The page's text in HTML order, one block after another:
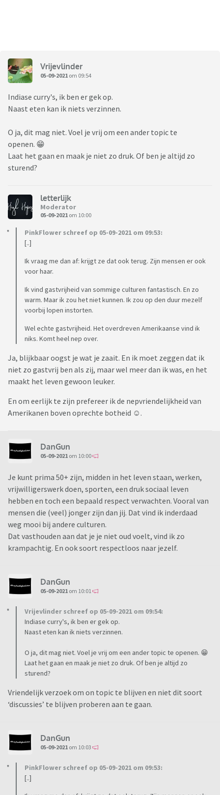
Vrijevlinder
05-09-2021 om 09:54
Indiase curry's, ik ben er gek op.
Naast eten kan ik niets verzinnen.
O ja, dit mag niet. Voel je vrij om een ander topic te
openen. 😁
Laat het gaan en maak je niet zo druk. Of ben je altijd zo
sturend?
letterlijk
Moderator
05-09-2021 om 10:00
PinkFlower schreef op 05-09-2021 om 09:53:
[..]
Ik vraag me dan af: krijgt ze dat ook terug. Zijn mensen er ook
voor haar.
Ik vind gastvrijheid van sommige culturen fantastisch. En zo
warm. Maar ik zou het niet kunnen. Ik zou op den duur mezelf
voorbij lopen instorten.
Wel echte gastvrijheid. Het overdreven Amerikaanse vind ik
niks. Komt heel nep over.
Ja, blijkbaar oogst je wat je zaait. En ik moet zeggen dat ik
niet zo gastvrij ben als zij, maar wel meer dan ik was, en het
maakt het leven gewoon leuker.
En om eerlijk te zijn prefereer ik de nepvriendelijkheid van
Amerikanen boven oprechte botheid ☺.
DanGun
05-09-2021 om 10:00
Je kunt prima 50+ zijn, midden in het leven staan, werken,
vrijwilligerswerk doen, sporten, een druk sociaal leven
hebben en toch een bepaald respect verwachten. Vooral van
mensen die (veel) jonger zijn dan jij. Dat vind ik inderdaad
weg mooi bij andere culturen.
Dat vasthouden aan dat je je niet oud voelt, vind ik zo
krampachtig. En ook soort respectloos naar jezelf.
DanGun
05-09-2021 om 10:01
Vrijevlinder schreef op 05-09-2021 om 09:54:
Indiase curry's, ik ben er gek op.
Naast eten kan ik niets verzinnen.
O ja, dit mag niet. Voel je vrij om een ander topic te openen. 😁
Laat het gaan en maak je niet zo druk. Of ben je altijd zo
sturend?
Vriendelijk verzoek om on topic te blijven en niet dit soort
‘discussies’ te blijven proberen aan te gaan.
DanGun
05-09-2021 om 10:03
PinkFlower schreef op 05-09-2021 om 09:53:
[..]